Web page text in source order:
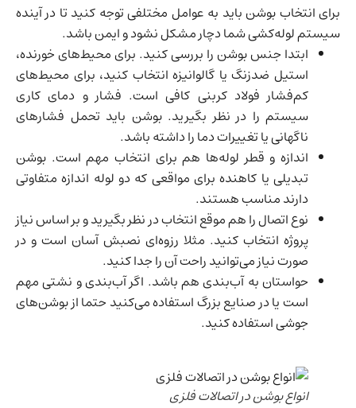
برای انتخاب بوشن باید به عوامل مختلفی توجه کنید تا در آینده
سیستم لوله‌کشی شما دچار مشکل نشود و ایمن باشد.
ابتدا جنس بوشن را بررسی کنید. برای محیط‌های خورنده،
استیل ضدزنگ یا گالوانیزه انتخاب کنید، برای محیط‌های
کم‌فشار فولاد کربنی کافی است. فشار و دمای کاری
سیستم را در نظر بگیرید. بوشن باید تحمل فشارهای
ناگهانی یا تغییرات دما را داشته باشد.
اندازه و قطر لوله‌ها هم برای انتخاب مهم است. بوشن
تبدیلی یا کاهنده برای مواقعی که دو لوله اندازه متفاوتی
دارند مناسب هستند.
نوع اتصال را هم موقع انتخاب در نظر بگیرید و بر اساس نیاز
پروژه انتخاب کنید. مثلا رزوه‌ای نصبش آسان است و در
صورت نیاز می‌توانید راحت آن را جدا کنید.
حواستان به آب‌بندی هم باشد. اگر آب‌بندی و نشتی مهم
است یا در صنایع بزرگ استفاده می‌کنید حتما از بوشن‌های
جوشی استفاده کنید.
انواع بوشن در اتصالات فلزی